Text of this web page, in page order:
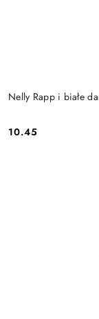
Nelly Rapp i białe
Cena:
10.45